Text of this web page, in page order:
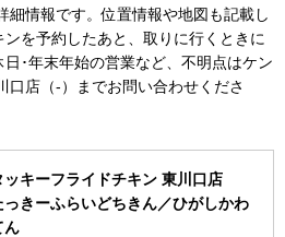
細情報です。位置情報や地図も記載し
を予約したあと、取りに行くときに
･年末年始の営業など、不明点はケン
口店（-）までお問い合わせくださ
ッキーフライドチキン 東川口店
っきーふらいどちきん／ひがしかわ
ん